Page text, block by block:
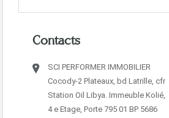
Contacts
SCI PERFORMER IMMOBILIER
Cocody-2 Plateaux, bd Latrille, cfr
Station Oil Libya. Immeuble Kolié,
4 e Etage, Porte 795 01 BP 5686